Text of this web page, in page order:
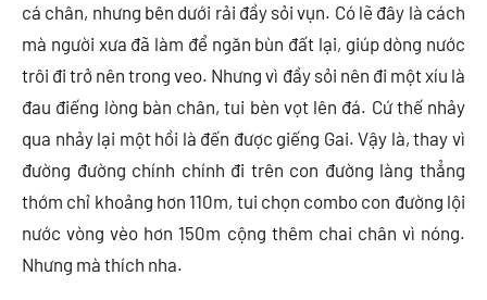
cá chân, nhưng bên dưới rải đầy sỏi vụn. Có lẽ đây là cách
mà người xưa đã làm để ngăn bùn đất lại, giúp dòng nước
trôi đi trở nên trong veo. Nhưng vì đầy sỏi nên đi một xíu là
đau điếng lòng bàn chân, tui bèn vọt lên đá. Cứ thế nhảy
qua nhảy lại một hồi là đến được giếng Gai. Vậy là, thay vì
đường đường chính chính đi trên con đường làng thẳng
thớm chỉ khoảng hơn 110m, tui chọn combo con đường lội
nước vòng vèo hơn 150m cộng thêm chai chân vì nóng.
Nhưng mà thích nha.